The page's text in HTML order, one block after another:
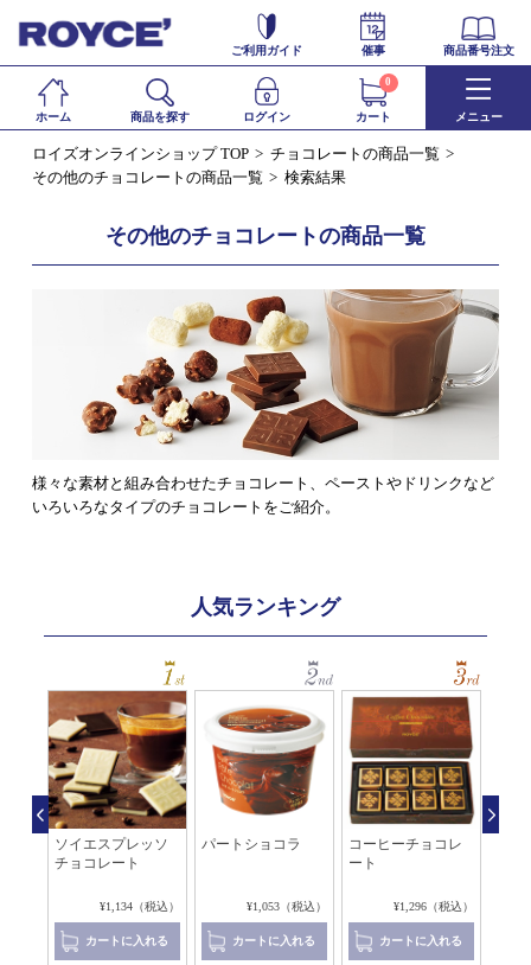
ご利用ガイド 催事 商品番号注文
ホーム 商品を探す ログイン カート
0
メニュー
ロイズオンラインショップ TOP
チョコレートの商品一覧
その他のチョコレートの商品一覧
検索結果
その他のチョコレートの商品一覧
様々な素材と組み合わせたチョコレート、ペーストやドリンクなど
いろいろなタイプのチョコレートをご紹介。
人気ランキング
ソイエスプレッソ
チョコレート
¥1,134（税込）
カートに入れる
パートショコラ
¥1,053（税込）
カートに入れる
コーヒーチョコレ
ート
¥1,296（税込）
カートに入れる